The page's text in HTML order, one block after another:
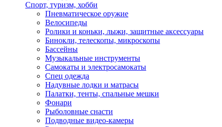
Спорт, туризм, хобби
Пневматическое оружие
Велосипеды
Ролики и коньки, лыжи, защитные аксессуары
Бинокли, телескопы, микроскопы
Бассейны
Музыкальные инструменты
Самокаты и электросамокаты
Спец одежда
Надувные лодки и матрасы
Палатки, тенты, спальные мешки
Фонари
Рыболовные снасти
Подводные видео-камеры